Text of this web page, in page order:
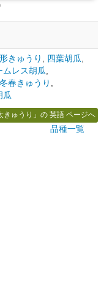
きゅうり 四葉胡瓜
ムレス胡瓜
冬春きゅうり
瓜
きゅうり」の 英語 ページへ
品種一覧